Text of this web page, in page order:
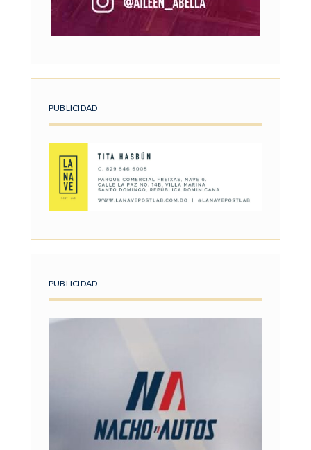
PUBLICIDAD
PUBLICIDAD